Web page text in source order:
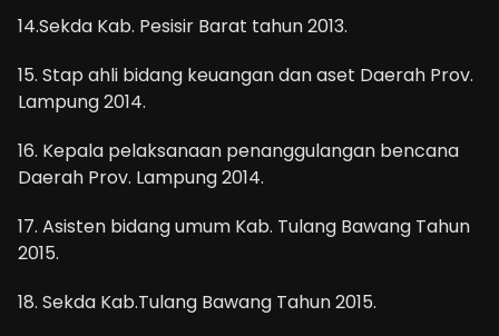
14.Sekda Kab. Pesisir Barat tahun 2013.
15. Stap ahli bidang keuangan dan aset Daerah Prov.
Lampung 2014.
16. Kepala pelaksanaan penanggulangan bencana
Daerah Prov. Lampung 2014.
17. Asisten bidang umum Kab. Tulang Bawang Tahun
2015.
18. Sekda Kab.Tulang Bawang Tahun 2015.